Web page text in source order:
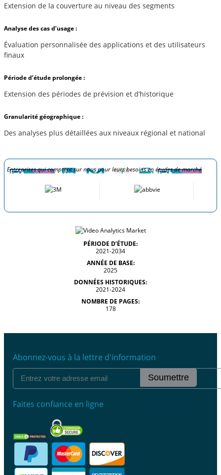
Extension de la couverture au niveau des segments
Analyse des cas d’usage :
Évaluation personnalisée des applications et des utilisateurs
finaux
Période d’étude prolongée :
Extension des périodes de prévision et d’historique
Granularité géographique :
Des analyses plus détaillées aux niveaux régional et national
Entreprises qui comptent sur nous pour leurs besoins en études de marché
PÉRIODE D’ÉTUDE:
2021-2034
ANNÉE DE BASE:
2025
DONNÉES HISTORIQUES:
2021-2024
NOMBRE DE PAGES:
178
Abonnez-vous à la lettre d'information
Soumettre
Faites confiance en ligne